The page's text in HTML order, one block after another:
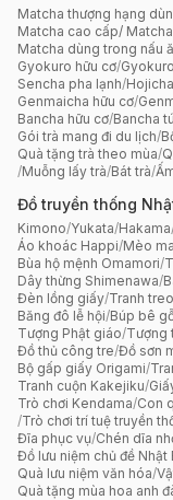
Matcha thượng hạng
Matcha cao cấp/
Matcha dùng trong nấu
Gyokuro hữu cơ/
Sencha pha lạnh/
Genmaicha hữu cơ/
Bancha hữu cơ/Bancha
Gói trà mang đi du lịch/
Quà tặng trà theo mùa/
/Muỗng lấy trà/Bát trà/
Đồ truyền thống
Kimono/Yukata/Hakama
Áo khoác Happi/Mèo
Bùa hộ mệnh Omamori/
Dây thừng Shimenawa/
Đèn lồng giấy/Tranh
Băng đô lễ hội/Búp bê
Tượng Phật giáo/Tượng
Đồ thủ công tre/Đồ sơn
Bộ gấp giấy Origami/
Tranh cuộn Kakejiku/
Trò chơi Kendama/Con
/Trò chơi trí tuệ truyền
Đĩa phục vụ/Chén dĩa
Đồ lưu niệm chủ đề Nhật
Quà lưu niệm văn hóa/
Quà tặng mùa hoa anh